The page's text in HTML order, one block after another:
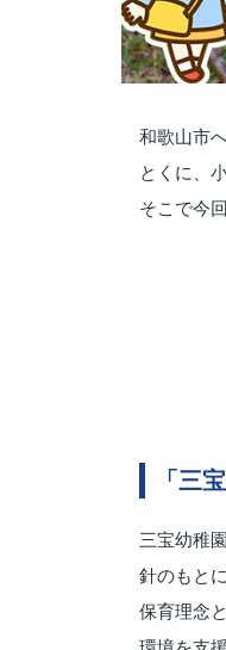
和歌山市
とくに、
そこで今
「三
三宝幼稚
針のもと
保育理念